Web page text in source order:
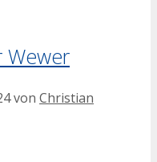
von Christian